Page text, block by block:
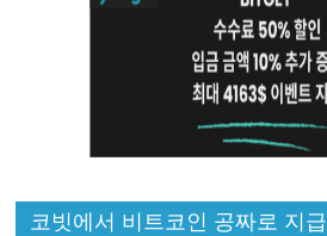
코빗에서 비트코인 공짜로 지급